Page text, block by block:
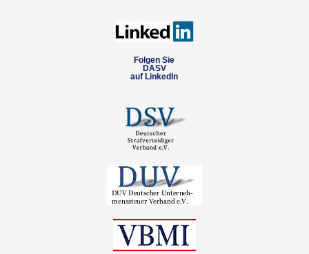
Folgen Sie
DASV
auf LinkedIn